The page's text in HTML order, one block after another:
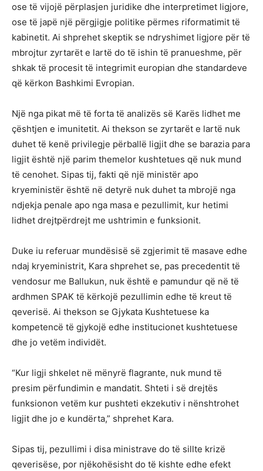
ose të vijojë përplasjen juridike dhe interpretimet ligjore,
ose të japë një përgjigje politike përmes riformatimit të
kabinetit. Ai shprehet skeptik se ndryshimet ligjore për të
mbrojtur zyrtarët e lartë do të ishin të pranueshme, për
shkak të procesit të integrimit europian dhe standardeve
që kërkon Bashkimi Evropian.
Një nga pikat më të forta të analizës së Karës lidhet me
çështjen e imunitetit. Ai thekson se zyrtarët e lartë nuk
duhet të kenë privilegje përballë ligjit dhe se barazia para
ligjit është një parim themelor kushtetues që nuk mund
të cenohet. Sipas tij, fakti që një ministër apo
kryeministër është në detyrë nuk duhet ta mbrojë nga
ndjekja penale apo nga masa e pezullimit, kur hetimi
lidhet drejtpërdrejt me ushtrimin e funksionit.
Duke iu referuar mundësisë së zgjerimit të masave edhe
ndaj kryeministrit, Kara shprehet se, pas precedentit të
vendosur me Ballukun, nuk është e pamundur që në të
ardhmen SPAK të kërkojë pezullimin edhe të kreut të
qeverisë. Ai thekson se Gjykata Kushtetuese ka
kompetencë të gjykojë edhe institucionet kushtetuese
dhe jo vetëm individët.
“Kur ligji shkelet në mënyrë flagrante, nuk mund të
presim përfundimin e mandatit. Shteti i së drejtës
funksionon vetëm kur pushteti ekzekutiv i nënshtrohet
ligjit dhe jo e kundërta,” shprehet Kara.
Sipas tij, pezullimi i disa ministrave do të sillte krizë
qeverisëse, por njëkohësisht do të kishte edhe efekt